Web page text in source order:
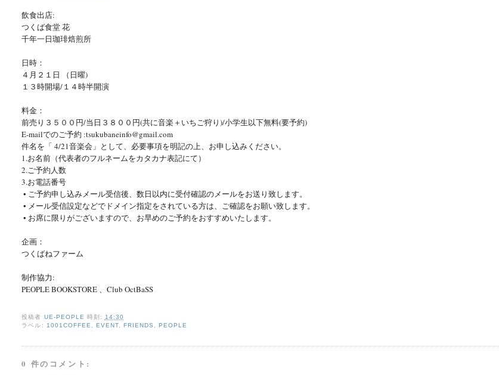
飲食出店:
つくば食堂 花
千年一日珈琲焙煎所
日時：
４月２１日 （日曜)
１３時開場/１４時半開演
料金：
前売り３５００円/当日３８００円(共に音楽＋いちご狩り)/小学生以下無料(要予約)
E-mailでのご予約 :tsukubaneinfo@gmail.com
件名を「 4/21音楽会」として、必要事項を明記の上、お申し込みください。
1.お名前（代表者のフルネームをカタカナ表記にて）
2.ご予約人数
3.お電話番号
• ご予約申し込みメール受信後、数日以内に受付確認のメールをお送り致します。
• メール受信設定などでドメイン指定をされている方は、 ご確認をお願い致します。
• お席に限りがございますので、 お早めのご予約をおすすめいたします。
企画：
つくばねファーム
制作協力:
PEOPLE BOOKSTORE 、Club OctBaSS
投稿者 UE-PEOPLE 時刻:
14:30
ラベル:
1001COFFEE EVENT, FRIENDS PEOPLE
0 件のコメント: